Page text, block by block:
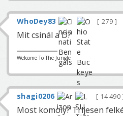
WhoDey83 279
Mit csinál a D?
Welcome To The Jungle
shagi0206 14 490
Most komoly? Trljesen